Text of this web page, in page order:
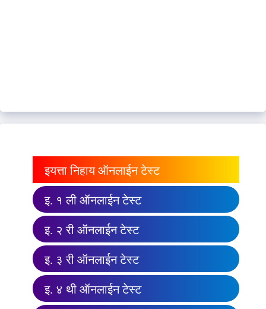
इयत्ता निहाय ऑनलाईन टेस्ट
इ. १ ली ऑनलाईन टेस्ट
इ. २ री ऑनलाईन टेस्ट
इ. ३ री ऑनलाईन टेस्ट
इ. ४ थी ऑनलाईन टेस्ट